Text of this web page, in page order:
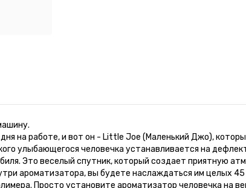
на работе, и вот он - Little Joe (Маленький Джо),
улыбающегося человечка устанавливается на
Это веселый спутник, который создает приятную
ароматизатора, вы будете наслаждаться им целых
Просто установите ароматизатор человечка на